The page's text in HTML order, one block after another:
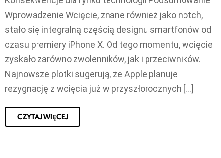
Wprowadzenie Wcięcie, znane również jako notch,
stało się integralną częścią designu smartfonów od
czasu premiery iPhone X. Od tego momentu, wcięcie
zyskało zarówno zwolenników, jak i przeciwników.
Najnowsze plotki sugerują, że Apple planuje
rezygnację z wcięcia już w przyszłorocznych […]
CZYTAJ WIĘCEJ